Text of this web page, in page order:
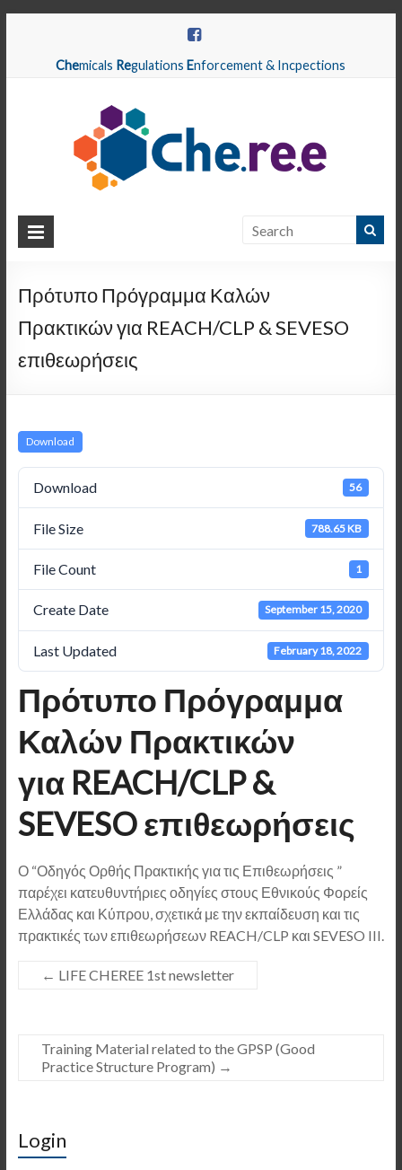
Chemicals RegulationsEnforcement & Incpections
CHEREE
Enforcement
&
Πρότυπο Πρόγραμμα Καλών
Πρακτικών για REACH/CLP & SEVESO
επιθεωρήσεις
Download
Download 56
File Size 788.65 KB
File Count 1
Create Date September 15, 2020
Last Updated February 18, 2022
Πρότυπο Πρόγραμμα
Καλών Πρακτικών
για REACH/CLP &
SEVESO επιθεωρήσεις
Ο “Οδηγός Ορθής Πρακτικής για τις Επιθεωρήσεις ”
παρέχει κατευθυντήριες οδηγίες στους Εθνικούς Φορείς
Ελλάδας και Κύπρου, σχετικά με την εκπαίδευση και τις
πρακτικές των επιθεωρήσεων REACH/CLP και SEVESO III.
← LIFE CHEREE 1st newsletter
Training Material related to the GPSP (Good
Practice Structure Program) →
Login